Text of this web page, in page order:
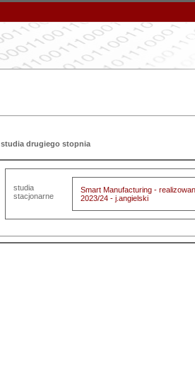
studia drugiego stopnia
studia
stacjonarne
Smart Manufacturing -
2023/24 - j.angielski